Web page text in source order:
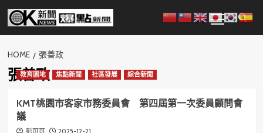
Skip
content
Menu
HOME 張善政
張善政
教育園地 焦點新聞 社區發展 綜合新聞
KMT桃園市客家市務委員會 第四屆第一次委員顧問會
議
彭可可 2025-12-21